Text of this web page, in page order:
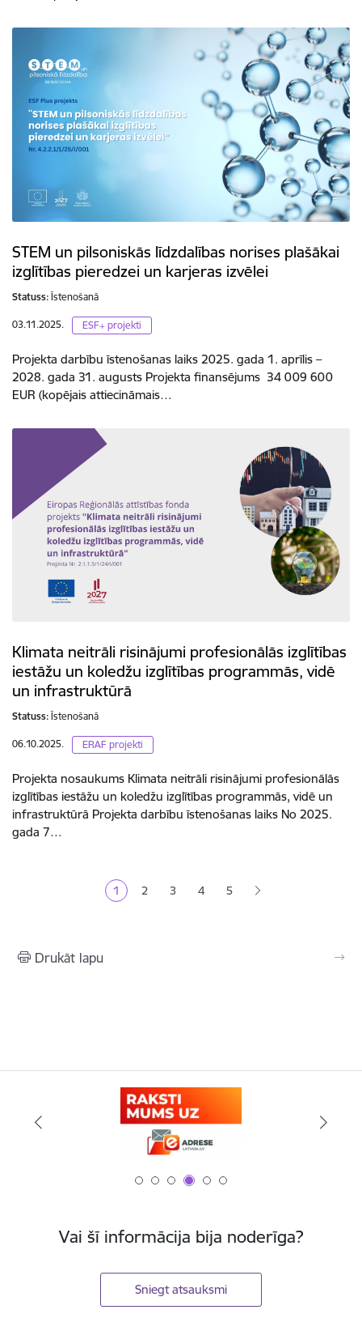
STEM un pilsoniskās līdzdalības norises plašākai
izglītības pieredzei un karjeras izvēlei
Statuss: Īstenošanā
03.11.2025. ESF+ projekti
Projekta darbību īstenošanas laiks 2025. gada 1. aprīlis –
2028. gada 31. augusts Projekta finansējums 34 009 600
EUR (kopējais attiecināmais…
Klimata neitrāli risinājumi profesionālās izglītības
iestāžu un koledžu izglītības programmās, vidē
un infrastruktūrā
Statuss: Īstenošanā
06.10.2025. ERAF projekti
Projekta nosaukums Klimata neitrāli risinājumi profesionālās
izglītības iestāžu un koledžu izglītības programmās, vidē un
infrastruktūrā Projekta darbību īstenošanas laiks No 2025.
gada 7…
Pašreizējā lapa
1 Lapa
2 Lapa
3 Lapa
4 Lapa
5
Drukāt lapu
Vai šī informācija bija noderīga?
Sniegt atsauksmi